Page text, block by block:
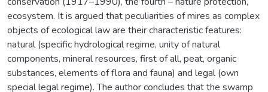
ecosystem. It is argued that peculiarities of mires as complex
objects of ecological law are their characteristic features:
natural (specific hydrological regime, unity of natural
components, mineral resources, first of all, peat, organic
substances, elements of flora and fauna) and legal (own
special legal regime). The author concludes that the swamp